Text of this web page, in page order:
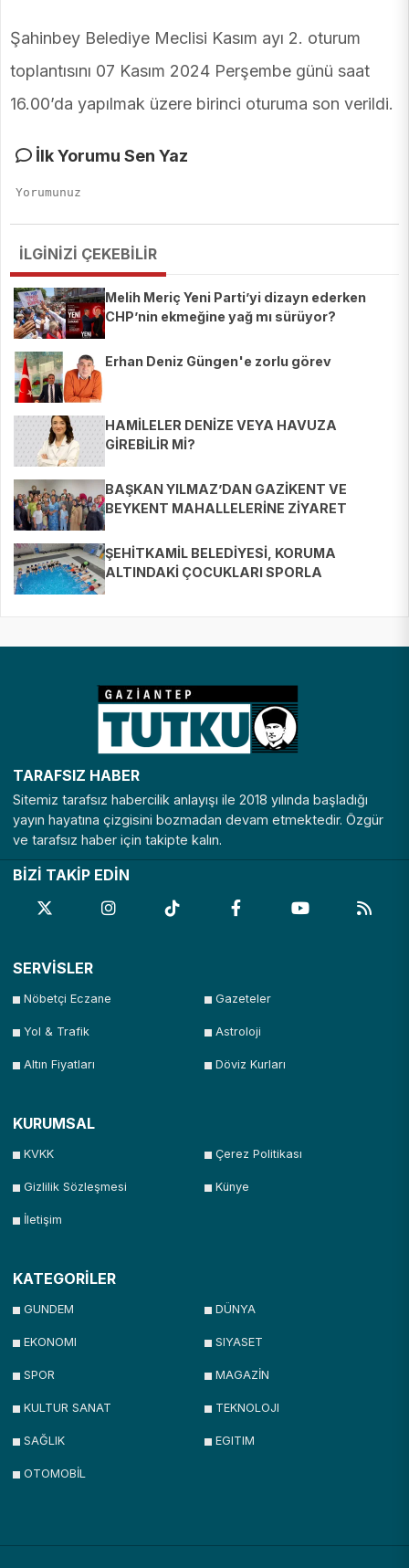
Şahinbey Belediye Meclisi Kasım ayı 2. oturum
toplantısını 07 Kasım 2024 Perşembe günü saat
16.00’da yapılmak üzere birinci oturuma son verildi.
İlk Yorumu Sen Yaz
İLGİNİZİ ÇEKEBİLİR
Melih Meriç Yeni Parti’yi dizayn ederken
CHP’nin ekmeğine yağ mı sürüyor?
Erhan Deniz Güngen'e zorlu görev
HAMİLELER DENİZE VEYA HAVUZA
GİREBİLİR Mİ?
BAŞKAN YILMAZ’DAN GAZİKENT VE
BEYKENT MAHALLELERİNE ZİYARET
ŞEHİTKAMİL BELEDİYESİ, KORUMA
ALTINDAKİ ÇOCUKLARI SPORLA
TARAFSIZ HABER
Sitemiz tarafsız habercilik anlayışı ile 2018 yılında başladığı
yayın hayatına çizgisini bozmadan devam etmektedir. Özgür
ve tarafsız haber için takipte kalın.
BİZİ TAKİP EDİN
SERVİSLER
Nöbetçi Eczane Gazeteler
Yol & Trafik Astroloji
Altın Fiyatları Döviz Kurları
KURUMSAL
KVKK Çerez Politikası
Gizlilik Sözleşmesi Künye
İletişim
KATEGORİLER
GUNDEM DÜNYA
EKONOMI SIYASET
SPOR MAGAZİN
KULTUR SANAT TEKNOLOJI
SAĞLIK EGITIM
OTOMOBİL